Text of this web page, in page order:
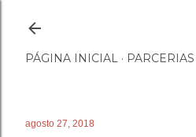
PÁGINA INICIAL PARCERIAS
agosto 27, 2018